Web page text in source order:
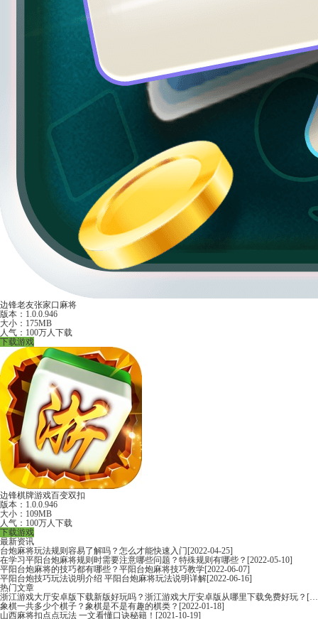
边锋老友张家口麻将
版本：1.0.0.946
大小：175MB
人气：100万人下载
下载游戏
边锋棋牌游戏百变双扣
版本：1.0.0.946
大小：109MB
人气：100万人下载
下载游戏
最新资讯
台炮麻将玩法规则容易了解吗？怎么才能快速入门[2022-04-25]
在学习平阳台炮麻将规则时需要注意哪些问题？特殊规则有哪些？ [2022-05-10]
平阳台炮麻将的技巧都有哪些？平阳台炮麻将技巧教学[2022-06-07]
平阳台炮技巧玩法说明介绍 平阳台炮麻将玩法说明详解[2022-06-16]
热门文章
浙江游戏大厅安卓版下载新版好玩吗？浙江游戏大厅安卓版从哪里下载免费好玩？ [2022-06-16]
象棋一共多少个棋子？象棋是不是有趣的棋类？ [2022-01-18]
山西麻将扣点点玩法 一文看懂口诀秘籍！ [2021-10-19]